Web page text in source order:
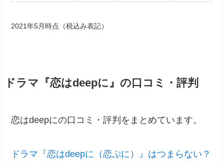
2021年5月時点（税込み表記）
ドラマ『恋はdeepに』の口コミ・評判
恋はdeepにの口コミ・評判をまとめています。
ドラマ『恋はdeepに（恋ぷに）』はつまらない？